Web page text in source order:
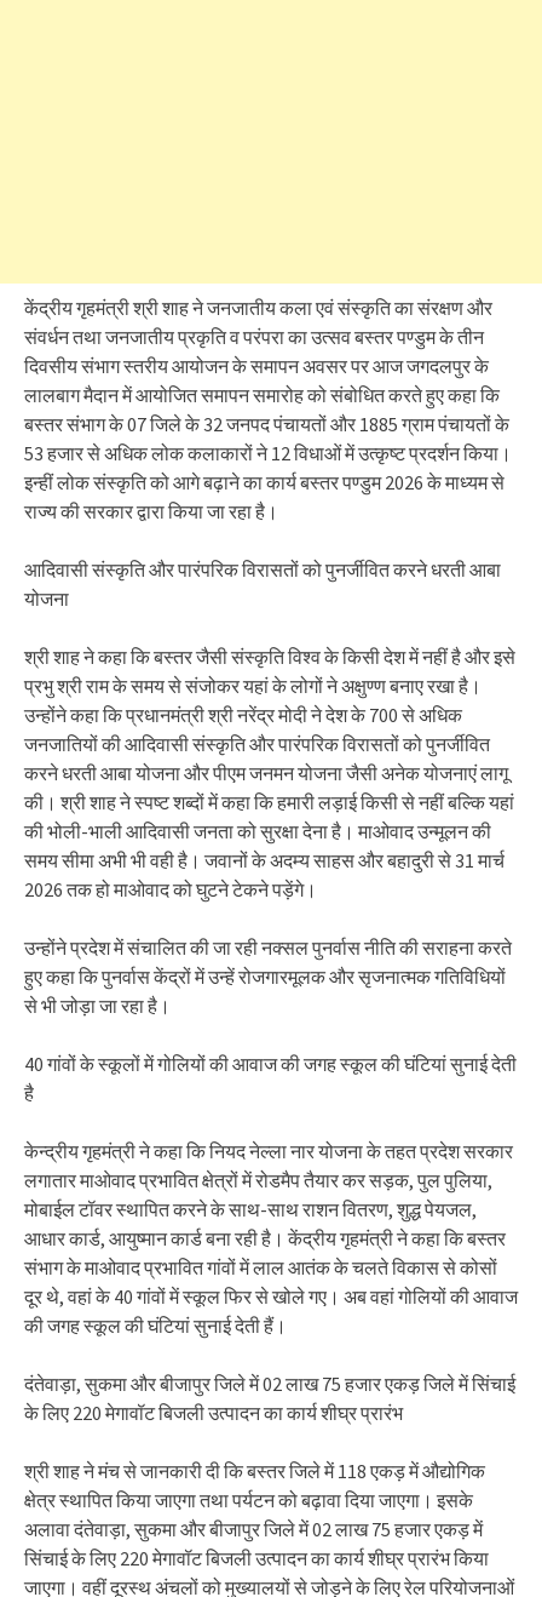
केंद्रीय गृहमंत्री श्री शाह ने जनजातीय कला एवं संस्कृति का संरक्षण और
संवर्धन तथा जनजातीय प्रकृति व परंपरा का उत्सव बस्तर पण्डुम के तीन
दिवसीय संभाग स्तरीय आयोजन के समापन अवसर पर आज जगदलपुर के
लालबाग मैदान में आयोजित समापन समारोह को संबोधित करते हुए कहा कि
बस्तर संभाग के 07 जिले के 32 जनपद पंचायतों और 1885 ग्राम पंचायतों के
53 हजार से अधिक लोक कलाकारों ने 12 विधाओं में उत्कृष्ट प्रदर्शन किया।
इन्हीं लोक संस्कृति को आगे बढ़ाने का कार्य बस्तर पण्डुम 2026 के माध्यम से
राज्य की सरकार द्वारा किया जा रहा है।
आदिवासी संस्कृति और पारंपरिक विरासतों को पुनर्जीवित करने धरती आबा
योजना
श्री शाह ने कहा कि बस्तर जैसी संस्कृति विश्व के किसी देश में नहीं है और इसे
प्रभु श्री राम के समय से संजोकर यहां के लोगों ने अक्षुण्ण बनाए रखा है।
उन्होंने कहा कि प्रधानमंत्री श्री नरेंद्र मोदी ने देश के 700 से अधिक
जनजातियों की आदिवासी संस्कृति और पारंपरिक विरासतों को पुनर्जीवित
करने धरती आबा योजना और पीएम जनमन योजना जैसी अनेक योजनाएं लागू
की। श्री शाह ने स्पष्ट शब्दों में कहा कि हमारी लड़ाई किसी से नहीं बल्कि यहां
की भोली-भाली आदिवासी जनता को सुरक्षा देना है। माओवाद उन्मूलन की
समय सीमा अभी भी वही है। जवानों के अदम्य साहस और बहादुरी से 31 मार्च
2026 तक हो माओवाद को घुटने टेकने पड़ेंगे।
उन्होंने प्रदेश में संचालित की जा रही नक्सल पुनर्वास नीति की सराहना करते
हुए कहा कि पुनर्वास केंद्रों में उन्हें रोजगारमूलक और सृजनात्मक गतिविधियों
से भी जोड़ा जा रहा है।
40 गांवों के स्कूलों में गोलियों की आवाज की जगह स्कूल की घंटियां सुनाई देती
है
केन्द्रीय गृहमंत्री ने कहा कि नियद नेल्ला नार योजना के तहत प्रदेश सरकार
लगातार माओवाद प्रभावित क्षेत्रों में रोडमैप तैयार कर सड़क, पुल पुलिया,
मोबाईल टॉवर स्थापित करने के साथ-साथ राशन वितरण, शुद्ध पेयजल,
आधार कार्ड, आयुष्मान कार्ड बना रही है। केंद्रीय गृहमंत्री ने कहा कि बस्तर
संभाग के माओवाद प्रभावित गांवों में लाल आतंक के चलते विकास से कोसों
दूर थे, वहां के 40 गांवों में स्कूल फिर से खोले गए। अब वहां गोलियों की आवाज
की जगह स्कूल की घंटियां सुनाई देती हैं।
दंतेवाड़ा, सुकमा और बीजापुर जिले में 02 लाख 75 हजार एकड़ जिले में सिंचाई
के लिए 220 मेगावॉट बिजली उत्पादन का कार्य शीघ्र प्रारंभ
श्री शाह ने मंच से जानकारी दी कि बस्तर जिले में 118 एकड़ में औद्योगिक
क्षेत्र स्थापित किया जाएगा तथा पर्यटन को बढ़ावा दिया जाएगा। इसके
अलावा दंतेवाड़ा, सुकमा और बीजापुर जिले में 02 लाख 75 हजार एकड़ में
सिंचाई के लिए 220 मेगावॉट बिजली उत्पादन का कार्य शीघ्र प्रारंभ किया
जाएगा। वहीं दूरस्थ अंचलों को मुख्यालयों से जोड़ने के लिए रेल परियोजनाओं